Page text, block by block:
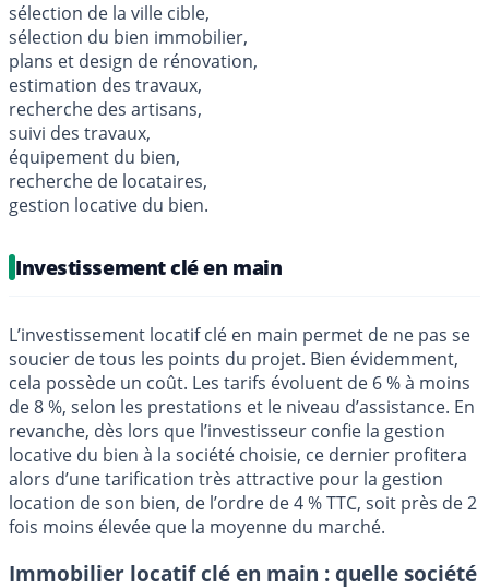
sélection de la ville cible,
sélection du bien immobilier,
plans et design de rénovation,
estimation des travaux,
recherche des artisans,
suivi des travaux,
équipement du bien,
recherche de locataires,
gestion locative du bien.
Investissement clé en main
L’investissement locatif clé en main permet de ne pas se
soucier de tous les points du projet. Bien évidemment,
cela possède un coût. Les tarifs évoluent de 6 % à moins
de 8 %, selon les prestations et le niveau d’assistance. En
revanche, dès lors que l’investisseur confie la gestion
locative du bien à la société choisie, ce dernier profitera
alors d’une tarification très attractive pour la gestion
location de son bien, de l’ordre de 4 % TTC, soit près de 2
fois moins élevée que la moyenne du marché.
Immobilier locatif clé en main : quelle société